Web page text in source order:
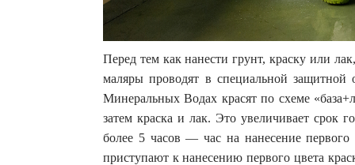
Перед тем как нанести грунт, краску или
маляры проводят в специальной
Минеральных Водах красят по схеме
затем краска и лак. Это увеличивает срок
более 5 часов — час на нанесение первого
приступают к нанесению первого цвета